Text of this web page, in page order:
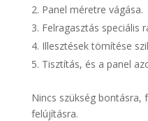
Panel méretre vágása.
Felragasztás speciális
Illesztések tömítése
Tisztítás, és a panel
Nincs szükség bontásra,
felújításra.